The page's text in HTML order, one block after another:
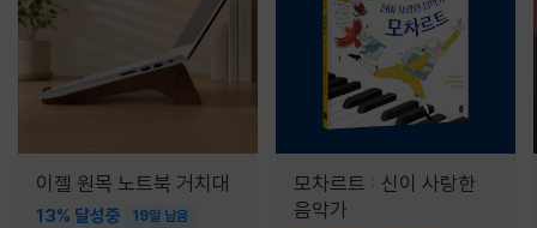
이젤 원목 노트북 거치대
13% 달성중 19일 남음
모차르트 : 신이 사랑한
음악가